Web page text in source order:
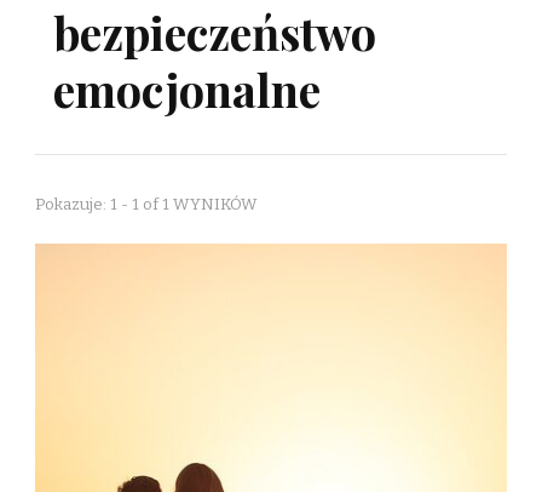
bezpieczeństwo
emocjonalne
Pokazuje: 1 - 1 of 1 WYNIKÓW